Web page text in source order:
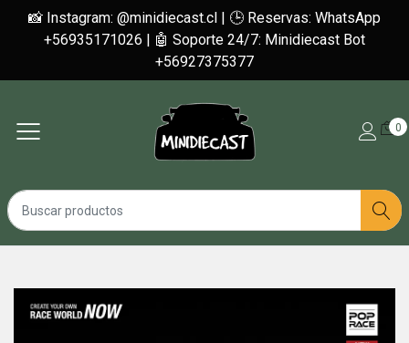
📸 Instagram: @minidiecast.cl | 🕒 Reservas: WhatsApp
+56935171026 | 🤖 Soporte 24/7: Minidiecast Bot
+56927375377
0